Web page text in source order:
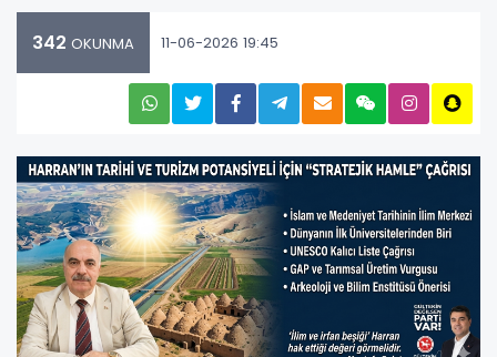
342 OKUNMA 11-06-2026 19:45